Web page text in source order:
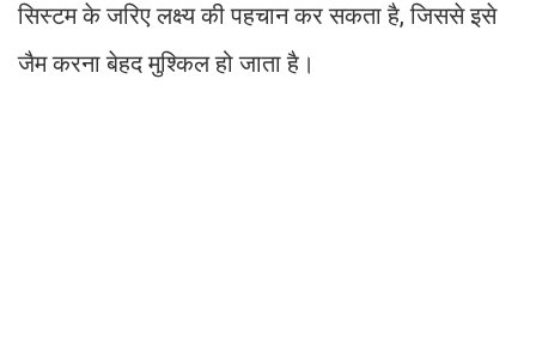
सिस्टम के जरिए लक्ष्य की पहचान कर सकता है, जिससे इसे
जैम करना बेहद मुश्किल हो जाता है।